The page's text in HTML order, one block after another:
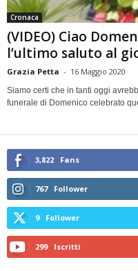
Cronaca
(VIDEO) Ciao
l’ultimo saluto al
Grazia Petta - 16 Maggio 2020
Siamo certi che in tanti oggi
funerale di Domenico celebrato
3,822 Fans
767 Follower
9 Follower
299 Iscritti